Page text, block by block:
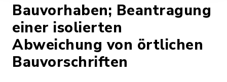
Bauvorhaben; Beantragung
einer isolierten
Abweichung von örtlichen
Bauvorschriften